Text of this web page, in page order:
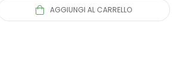
AGGIUNGI AL CARRELLO